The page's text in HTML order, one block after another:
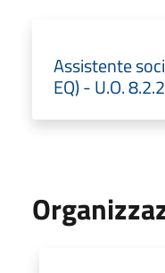
Assistente
EQ) - U.O.